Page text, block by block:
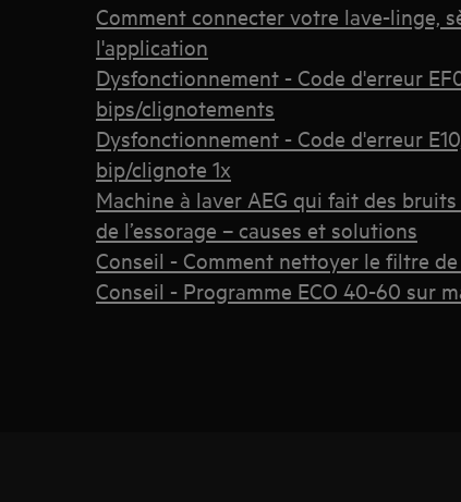
Comment connecter votre lave-linge,
l'application
Dysfonctionnement - Code d'erreur
bips/clignotements
Dysfonctionnement - Code d'erreur
bip/clignote 1x
Machine à laver AEG qui fait des
de l’essorage – causes et solutions
Conseil - Comment nettoyer le filtre
Conseil - Programme ECO 40-60 sur